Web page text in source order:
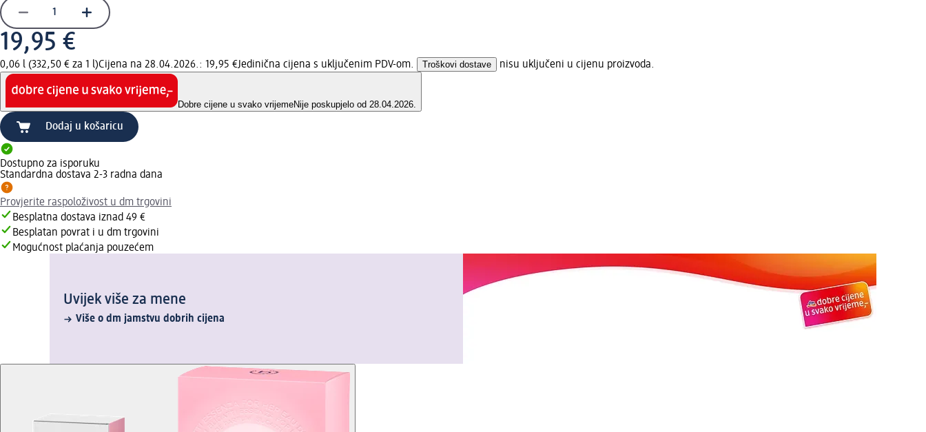
19,95 €
0,06 l (332,50 € za 1 l)Cijena na 28.04.2026.: 19,95 €Jedinična cijena s uključenim PDV-om. Troškovi dostave nisu uključeni u cijenu proizvoda.
Dobre cijene u svako vrijemeNije poskupjelo od 28.04.2026.
Dodaj u košaricu
Dostupno za isporuku
Standardna dostava 2-3 radna dana
Provjerite raspoloživost u dm trgovini
Besplatna dostava iznad 49 €
Besplatan povrat i u dm trgovini
Mogućnost plaćanja pouzećem
Uvijek više za mene
Više o dm jamstvu dobrih cijena